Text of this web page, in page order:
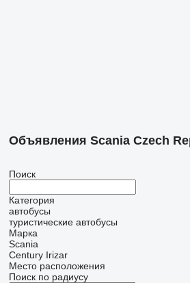
Объявления Scania Czech
Поиск
Категория
автобусы
туристические автобусы
Марка
Scania
Century Irizar
Место расположения
Поиск по радиусу